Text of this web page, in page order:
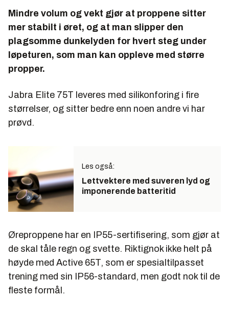
ekstra opplading i boksen.
Veiledende 179 euro.
Konkurrenter:
Apple Airpods Pro,
Sennheiser Momentum TW, JBL 300TWS.
Mindre volum og vekt gjør at proppene sitter
mer stabilt i øret, og at man slipper den
plagsomme dunkelyden for hvert steg under
løpeturen, som man kan oppleve med større
propper.
Jabra Elite 75T leveres med silikonforing i fire
størrelser, og sitter bedre enn noen andre vi har
prøvd.
Les også:
Lettvektere med suveren lyd og
imponerende batteritid
Øreproppene har en IP55-sertifisering, som gjør at
de skal tåle regn og svette. Riktignok ikke helt på
høyde med Active 65T, som er spesialtilpasset
trening med sin IP56-standard, men godt nok til de
fleste formål.